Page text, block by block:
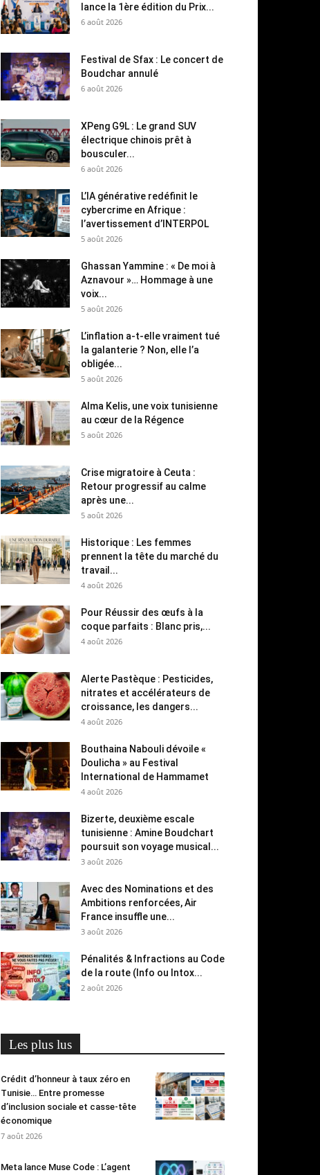
lance la 1ère édition du Prix...
6 août 2026
Festival de Sfax : Le concert de
Boudchar annulé
6 août 2026
XPeng G9L : Le grand SUV
électrique chinois prêt à
bousculer...
6 août 2026
L’IA générative redéfinit le
cybercrime en Afrique :
l’avertissement d’INTERPOL
5 août 2026
Ghassan Yammine : « De moi à
Aznavour »… Hommage à une
voix...
5 août 2026
L’inflation a-t-elle vraiment tué
la galanterie ? Non, elle l’a
obligée...
5 août 2026
Alma Kelis, une voix tunisienne
au cœur de la Régence
5 août 2026
Crise migratoire à Ceuta :
Retour progressif au calme
après une...
5 août 2026
Historique : Les femmes
prennent la tête du marché du
travail...
4 août 2026
Pour Réussir des œufs à la
coque parfaits : Blanc pris,...
4 août 2026
Alerte Pastèque : Pesticides,
nitrates et accélérateurs de
croissance, les dangers...
4 août 2026
Bouthaina Nabouli dévoile «
Doulicha » au Festival
International de Hammamet
4 août 2026
Bizerte, deuxième escale
tunisienne : Amine Boudchart
poursuit son voyage musical...
3 août 2026
Avec des Nominations et des
Ambitions renforcées, Air
France insuffle une...
3 août 2026
Pénalités & Infractions au Code
de la route (Info ou Intox...
2 août 2026
Les plus lus
Crédit d’honneur à taux zéro en
Tunisie… Entre promesse
d’inclusion sociale et casse-tête
économique
7 août 2026
Meta lance Muse Code : L’agent